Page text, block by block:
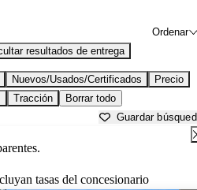
Ordenar
resultados de entrega
Nuevos/Usados/Certificados
Precio
Tracción Borrar todo
Guardar
tasas del concesionario